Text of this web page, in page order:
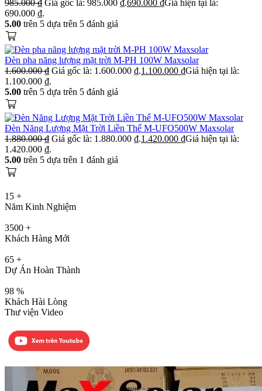
985.000₫ Giá gốc là: 985.000 ₫.690.000 ₫Giá hiện tại là:
690.000 ₫.
5.00 trên 5 dựa trên 5 đánh giá
Đèn pha năng lượng mặt trời M-PH 100W Maxsolar
1.600.000₫ Giá gốc là: 1.600.000 ₫.1.100.000 ₫Giá hiện tại là:
1.100.000 ₫.
5.00 trên 5 dựa trên 5 đánh giá
Đèn Năng Lượng Mặt Trời Liền Thể M-UFO500W Maxsolar
1.880.000₫ Giá gốc là: 1.880.000 ₫.1.420.000 ₫Giá hiện tại là:
1.420.000 ₫.
5.00 trên 5 dựa trên 1 đánh giá
15 +
Năm Kinh Nghiệm
3500 +
Khách Hàng Mới
65 +
Dự Án Hoàn Thành
98 %
Khách Hài Lòng
Thư viện Video